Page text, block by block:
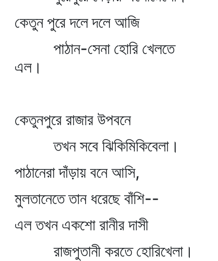
কেতুন পুরে দলে দলে আজি
পাঠান-সেনা হোরি খেলতে
এল।
কেতুনপুরে রাজার উপবনে
তখন সবে ঝিকিমিকিবেলা।
পাঠানেরা দাঁড়ায় বনে আসি,
মুলতানেতে তান ধরেছে বাঁশি--
এল তখন একশো রানীর দাসী
রাজপুতানী করতে হোরিখেলা।